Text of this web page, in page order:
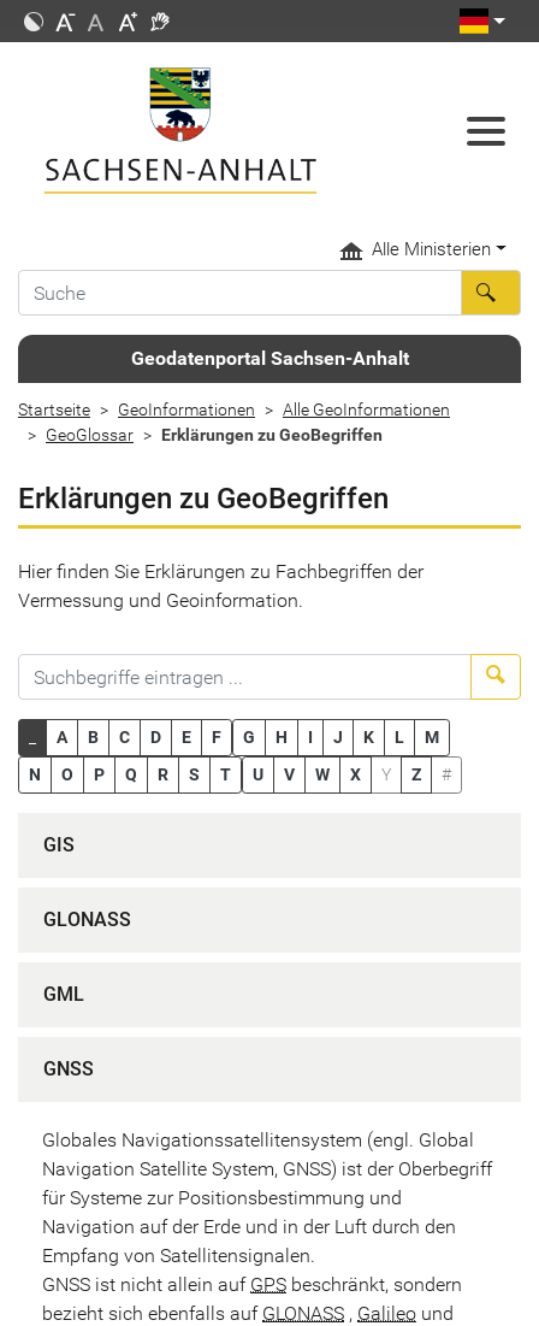
Alle Ministerien
Geodatenportal Sachsen-Anhalt
Startseite GeoInformationen
Alle GeoInformationen
GeoGlossar
Erklärungen zu GeoBegriffen
Erklärungen zu GeoBegriffen
Hier finden Sie Erklärungen zu Fachbegriffen der
Vermessung und Geoinformation.
A B C D E F G H I J K L
M
N
O P Q R S T U V W X Y Z #
GIS
GLONASS
GML
GNSS
Globales Navigationssatellitensystem (engl. Global
Navigation Satellite System, GNSS) ist der Oberbegriff
für Systeme zur Positionsbestimmung und
Navigation auf der Erde und in der Luft durch den
Empfang von Satellitensignalen.
GNSS ist nicht allein auf GPS beschränkt, sondern
bezieht sich ebenfalls auf GLONASS , Galileo und